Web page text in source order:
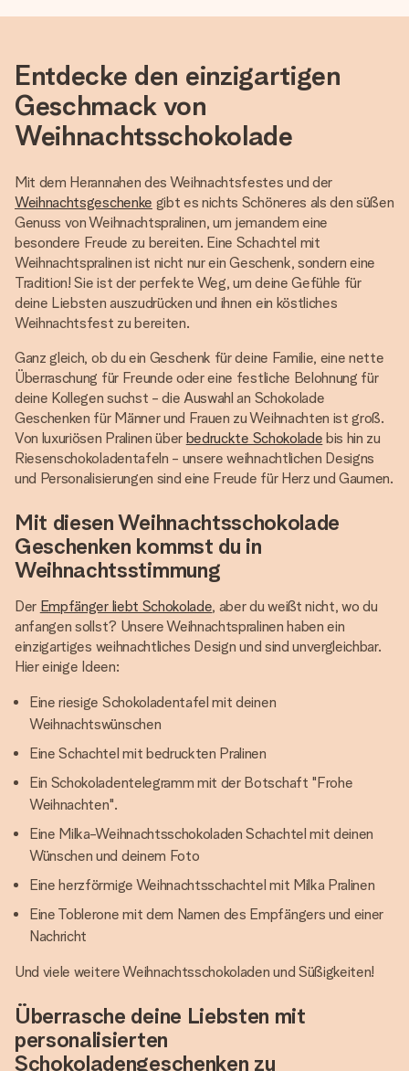
Entdecke den einzigartigen
Geschmack von
Weihnachtsschokolade
Mit dem Herannahen des Weihnachtsfestes und der
Weihnachtsgeschenke gibt es nichts Schöneres als den süßen
Genuss von Weihnachtspralinen, um jemandem eine
besondere Freude zu bereiten. Eine Schachtel mit
Weihnachtspralinen ist nicht nur ein Geschenk, sondern eine
Tradition! Sie ist der perfekte Weg, um deine Gefühle für
deine Liebsten auszudrücken und ihnen ein köstliches
Weihnachtsfest zu bereiten.
Ganz gleich, ob du ein Geschenk für deine Familie, eine nette
Überraschung für Freunde oder eine festliche Belohnung für
deine Kollegen suchst - die Auswahl an Schokolade
Geschenken für Männer und Frauen zu Weihnachten ist groß.
Von luxuriösen Pralinen über bedruckte Schokolade bis hin zu
Riesenschokoladentafeln - unsere weihnachtlichen Designs
und Personalisierungen sind eine Freude für Herz und Gaumen.
Mit diesen Weihnachtsschokolade
Geschenken kommst du in
Weihnachtsstimmung
Der Empfänger liebt Schokolade, aber du weißt nicht, wo du
anfangen sollst? Unsere Weihnachtspralinen haben ein
einzigartiges weihnachtliches Design und sind unvergleichbar.
Hier einige Ideen:
Eine riesige Schokoladentafel mit deinen
Weihnachtswünschen
Eine Schachtel mit bedruckten Pralinen
Ein Schokoladentelegramm mit der Botschaft "Frohe
Weihnachten".
Eine Milka-Weihnachtsschokoladen Schachtel mit deinen
Wünschen und deinem Foto
Eine herzförmige Weihnachtsschachtel mit Milka Pralinen
Eine Toblerone mit dem Namen des Empfängers und einer
Nachricht
Und viele weitere Weihnachtsschokoladen und Süßigkeiten!
Überrasche deine Liebsten mit
personalisierten
Schokoladengeschenken zu